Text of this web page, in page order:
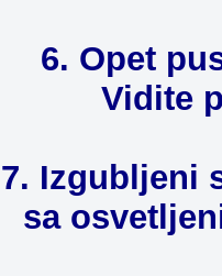
6. Opet
Vidite
7. Izgubljeni
sa